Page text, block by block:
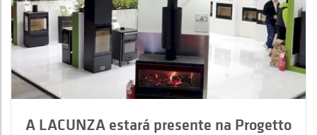
A LACUNZA estará presente na Progetto